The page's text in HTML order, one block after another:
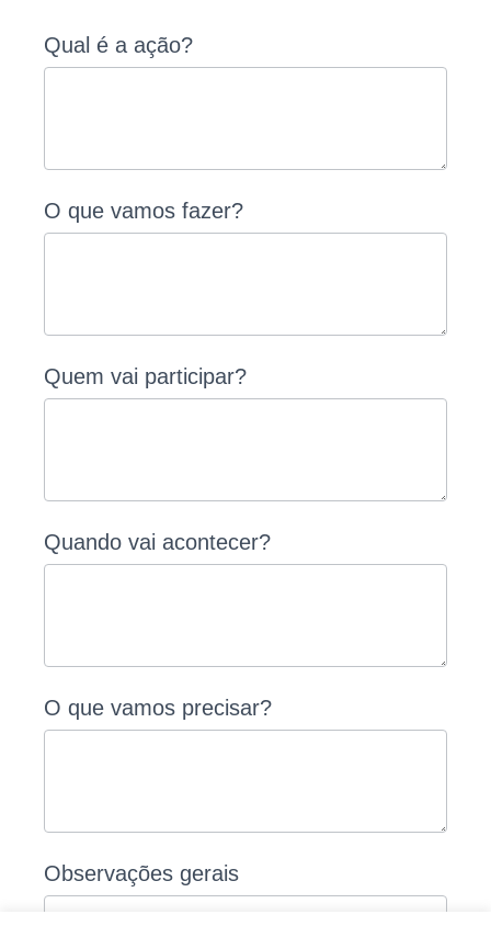
Valorização
Qual é a ação?
O que vamos fazer?
Quem vai participar?
Quando vai acontecer?
O que vamos precisar?
Observações gerais